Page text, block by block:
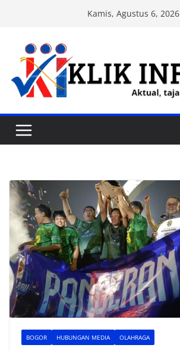
content
Kamis, Agustus 6, 2026
BOGOR HUBUNGAN MEDIA OLAHRAGA